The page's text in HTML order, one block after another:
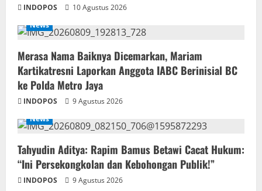
INDOPOS
10 Agustus 2026
News
‎Merasa Nama Baiknya Dicemarkan, Mariam
Kartikatresni Laporkan Anggota IABC Berinisial BC
ke Polda Metro Jaya
INDOPOS
9 Agustus 2026
News
‎Tahyudin Aditya: Rapim Bamus Betawi Cacat Hukum:
“Ini Persekongkolan dan Kebohongan Publik!”
INDOPOS
9 Agustus 2026